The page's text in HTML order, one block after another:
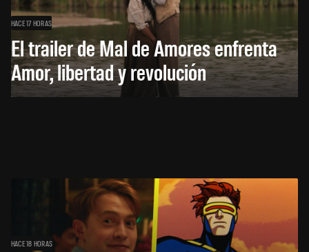
HACE 17 HORAS
El trailer de Mal de Amores enfrenta
Amor, libertad y revolución
HACE 18 HORAS